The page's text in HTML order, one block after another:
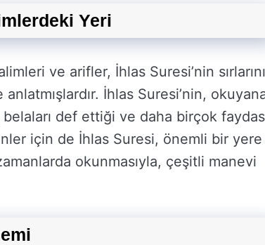
Yeri
ve arifler, İhlas Suresi’nin sırlarını
İhlas Suresi’nin,
def ettiği ve daha birçok
için de İhlas Suresi, önemli bir yere
okunmasıyla, çeşitli manevi